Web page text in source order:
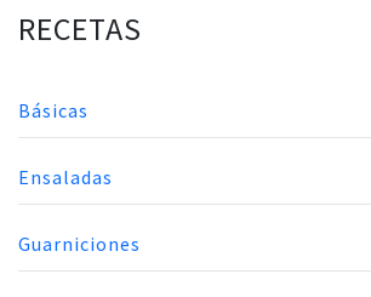
RECETAS
Básicas
Ensaladas
Guarniciones